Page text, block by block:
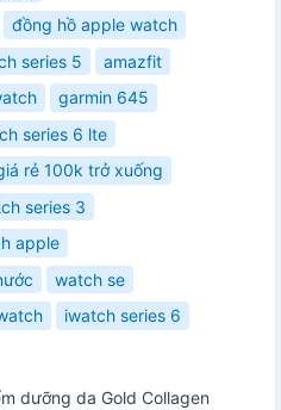
đồng hồ apple watch
series 5
amazfit
garmin 645
series 6 lte
rẻ 100k trở xuống
series 3
apple
watch se
iwatch series 6
dưỡng da Gold Collagen